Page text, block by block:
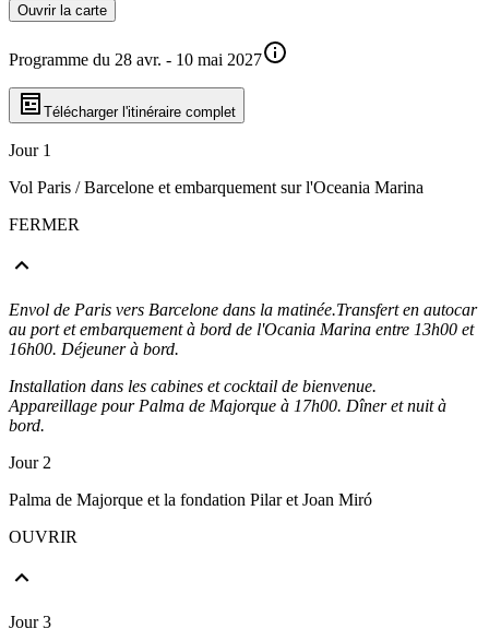
Ouvrir la carte
Programme du 28 avr. - 10 mai 2027
Télécharger l'itinéraire complet
Jour 1
Vol Paris / Barcelone et embarquement sur l'Oceania Marina
FERMER
Envol de Paris vers Barcelone dans la matinée.Transfert en autocar
au port et embarquement à bord de l'Ocania Marina entre 13h00 et
16h00. Déjeuner à bord.
Installation dans les cabines et cocktail de bienvenue.
Appareillage pour Palma de Majorque à 17h00. Dîner et nuit à
bord.
Jour 2
Palma de Majorque et la fondation Pilar et Joan Miró
OUVRIR
Jour 3